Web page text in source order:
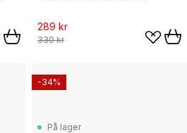
289 kr
330 kr
På lager
-34%